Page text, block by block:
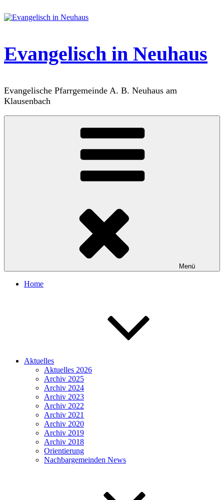
Inhalt
Evangelisch in Neuhaus
Evangelische Pfarrgemeinde A. B. Neuhaus am
Klausenbach
Menü
Home
Aktuelles
Aktuelles 2026
Archiv 2025
Archiv 2024
Archiv 2023
Archiv 2022
Archiv 2021
Archiv 2020
Archiv 2019
Archiv 2018
Orientierung
Nachbargemeinden News